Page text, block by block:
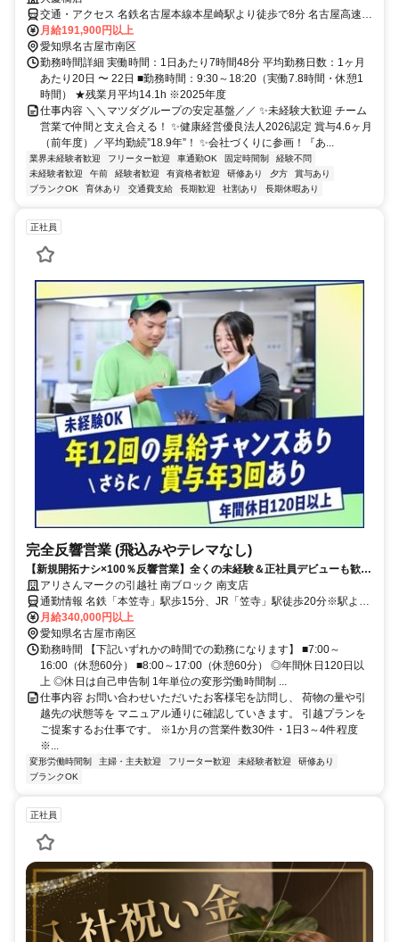
交通・アクセス 名鉄名古屋本線本星崎駅より徒歩で8分 名古屋高速3
号大高線笠寺出口より車で5分
月給191,900円以上
愛知県名古屋市南区
勤務時間詳細 実働時間：1日あたり7時間48分 平均勤務日数：1ヶ月
あたり20日 〜 22日 ■勤務時間：9:30～18:20（実働7.8時間・休憩1
時間） ★残業月平均14.1h ※2025年度
仕事内容 ＼＼マツダグループの安定基盤／／ ✨未経験大歓迎 チーム
営業で仲間と支え合える！ ✨健康経営優良法人2026認定 賞与4.6ヶ月
（前年度）／平均勤続”18.9年”！ ✨会社づくりに参画！『あ...
業界未経験者歓迎 フリーター歓迎 車通勤OK 固定時間制
経験不問
未経験者歓迎
午前 経験者歓迎 有資格者歓迎 研修あり 夕方
賞与あり
ブランクOK
育休あり 交通費支給 長期歓迎 社割あり 長期休暇あり
正社員
完全反響営業 (飛込みやテレマなし)
【新規開拓ナシ×100％反響営業】全くの未経験＆正社員デビューも歓迎
毎月昇給あり／賞与年3回／その他手当充実
アリさんマークの引越社 南ブロック 南支店
通勤情報 名鉄「本笠寺」駅歩15分、JR「笠寺」駅徒歩20分※駅より
送迎あり
月給340,000円以上
愛知県名古屋市南区
勤務時間 【下記いずれかの時間での勤務になります】 ■7:00～
16:00（休憩60分） ■8:00～17:00（休憩60分） ◎年間休日120日以
上 ◎休日は自己申告制 1年単位の変形労働時間制 ...
仕事内容 お問い合わせいただいたお客様宅を訪問し、 荷物の量や引
越先の状態等を マニュアル通りに確認していきます。 引越プランを
ご提案するお仕事です。 ※1か月の営業件数30件・1日3～4件程度
※...
変形労働時間制 主婦・主夫歓迎 フリーター歓迎 未経験者歓迎
研修あり
ブランクOK
正社員